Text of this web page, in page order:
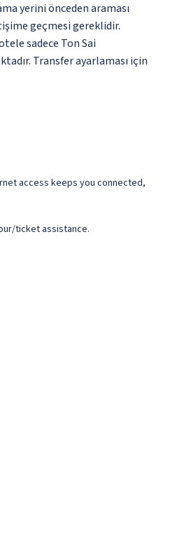
yerini önceden araması
geçmesi gereklidir.
sadece Ton Sai
Transfer ayarlaması için
access keeps you connected,
ticket assistance.